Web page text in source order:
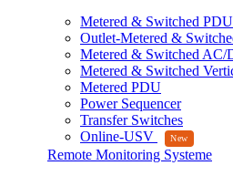
Metered & Switched PDU
Outlet-Metered &
Metered & Switched AC/
Metered & Switched
Metered PDU
Power Sequencer
Transfer Switches
Online-USV
Remote Monitoring Systeme